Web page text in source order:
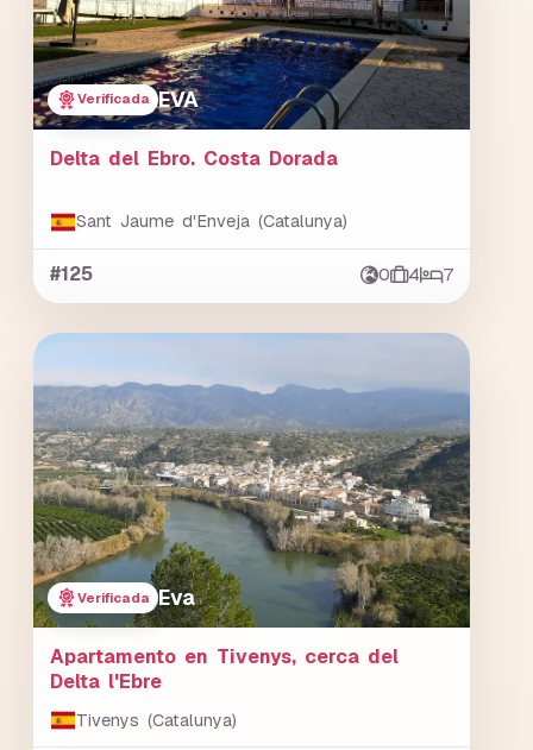
Verificada EVA
Delta del Ebro. Costa Dorada
Sant Jaume d'Enveja (Catalunya)
#125 0 4 7
Verificada Eva
Apartamento en Tivenys, cerca del
Delta l'Ebre
Tivenys (Catalunya)